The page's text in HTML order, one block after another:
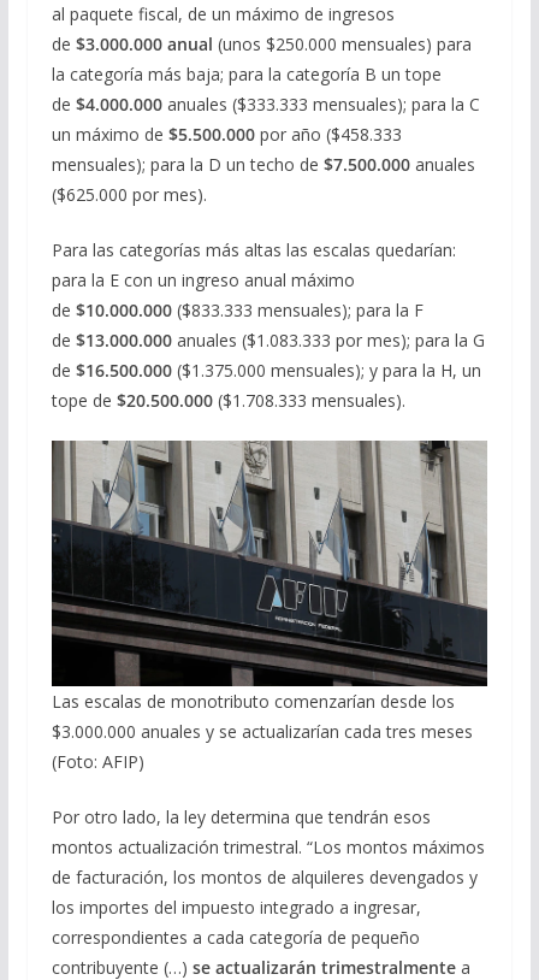
al paquete fiscal, de un máximo de ingresos
de $3.000.000 anual (unos $250.000 mensuales) para
la categoría más baja; para la categoría B un tope
de $4.000.000anuales ($333.333 mensuales); para la C
un máximo de $5.500.000por año ($458.333
mensuales); para la D un techo de $7.500.000 anuales
($625.000 por mes).
Para las categorías más altas las escalas quedarían:
para la E con un ingreso anual máximo
de $10.000.000($833.333 mensuales); para la F
de $13.000.000 anuales ($1.083.333 por mes); para la G
de $16.500.000 ($1.375.000 mensuales); y para la H, un
tope de $20.500.000($1.708.333 mensuales).
Las escalas de monotributo comenzarían desde los
$3.000.000 anuales y se actualizarían cada tres meses
(Foto: AFIP)
Por otro lado, la ley determina que tendrán esos
montos actualización trimestral. “Los montos máximos
de facturación, los montos de alquileres devengados y
los importes del impuesto integrado a ingresar,
correspondientes a cada categoría de pequeño
contribuyente (…) se actualizarán trimestralmente a